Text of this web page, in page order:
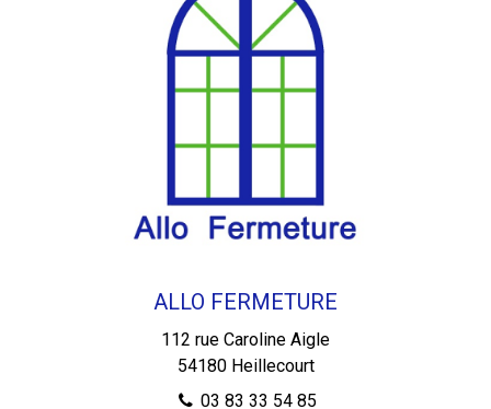
ALLO FERMETURE
112 rue Caroline Aigle
54180 Heillecourt
03 83 33 54 85